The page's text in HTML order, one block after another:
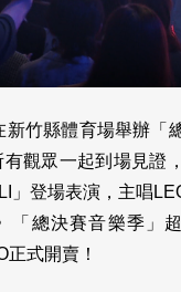
竹縣體育場舉辦「
觀眾一起到場見證
」登場表演，主唱
總決賽音樂季」
式開賣！